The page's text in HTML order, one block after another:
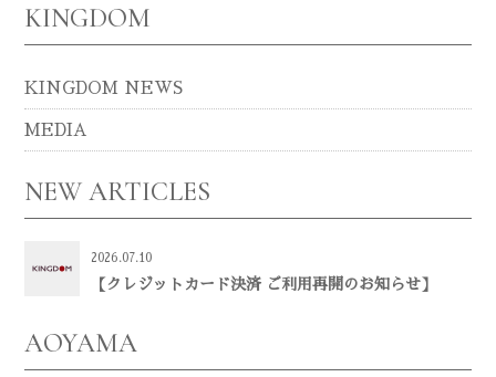
KINGDOM
KINGDOM NEWS
MEDIA
NEW ARTICLES
2026.07.10
【クレジットカード決済 ご利用再開のお知らせ】
AOYAMA